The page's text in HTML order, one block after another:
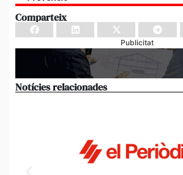
Comparteix
Publicitat
Notícies relacionades